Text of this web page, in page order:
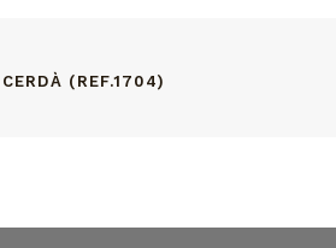
(REF.1704)